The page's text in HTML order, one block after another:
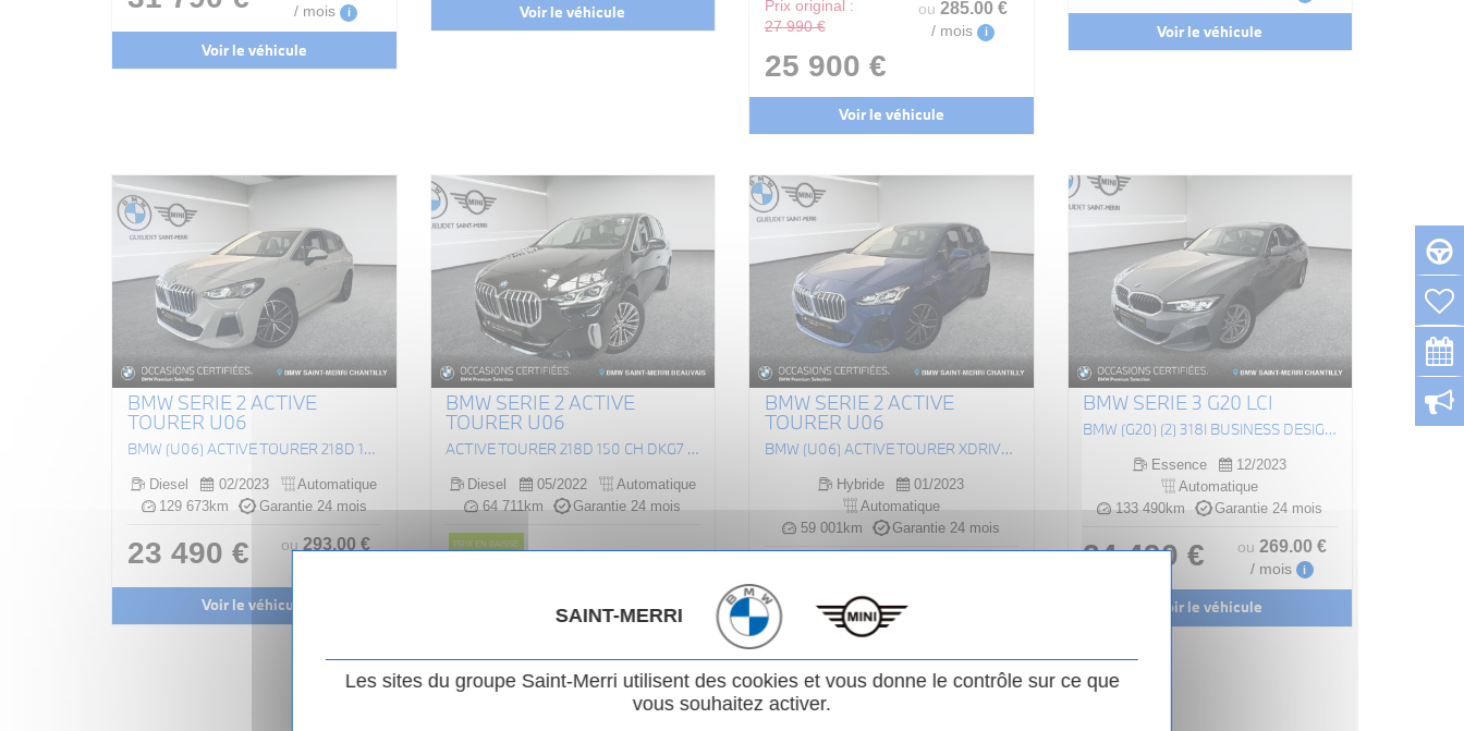
/ mois i
Voir le véhicule
Voir le véhicule
Prix original :
27 990 €
25 900 €
ou285.00 €
/ mois i
Voir le véhicule
Voir le véhicule
BMW SERIE 2 ACTIVE
TOURER U06
BMW (U06) ACTIVE TOURER 218D 150 M SPORT DKG7
Diesel 02/2023
Automatique
129 673km
Garantie 24 mois
23 490 € ou293.00 €
Voir le véhicule
BMW SERIE 2 ACTIVE
TOURER U06
ACTIVE TOURER 218D 150 CH DKG7 LUXURY
Diesel 05/2022
Automatique
64 711km
Garantie 24 mois
PRIX EN BAISSE
Voir le véhicule
BMW SERIE 2 ACTIVE
TOURER U06
BMW (U06) ACTIVE TOURER XDRIVE 225E 245 MSPORT DKG7
Hybride
01/2023
Automatique
59 001km
Garantie 24 mois
Voir le véhicule
BMW SERIE 3 G20 LCI
BMW (G20) (2) 318I BUSINESS DESIGN BVA8
Essence
12/2023
Automatique
133 490km
Garantie 24 mois
24 490 € ou 269.00 €
/ mois i
Voir le véhicule
SAINT-MERRI
Les sites du groupe Saint-Merri utilisent des cookies et vous donne le contrôle sur ce que
vous souhaitez activer.